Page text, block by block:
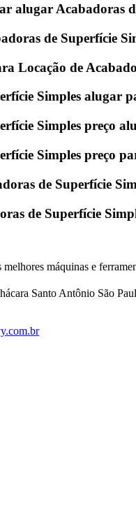
alugar Acabadoras
de Superfície
Locação de
Simples alugar
Simples preço
Simples preço
de Superfície
de Superfície
máquinas e
Santo Antônio São